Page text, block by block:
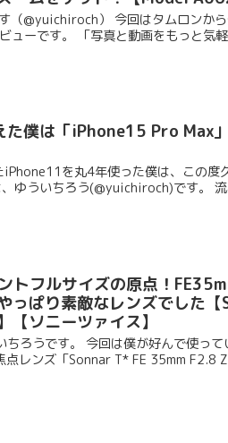
（@yuichiroch） 今回はタムロンか
ーです。 「写真と動画をもっと気
た僕は「iPhone15 Pro Max
を丸4年使った僕は、この度
ゆういちろう(@yuichiroch)です。
トフルサイズの原点！
っぱり素敵なレンズでした【
【ソニーツァイス】
ろうです。 今回は僕が好んで使って
点レンズ「Sonnar T* FE 35mm F2.8